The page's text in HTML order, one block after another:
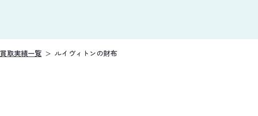
買取実績一覧 ルイヴィトンの財布